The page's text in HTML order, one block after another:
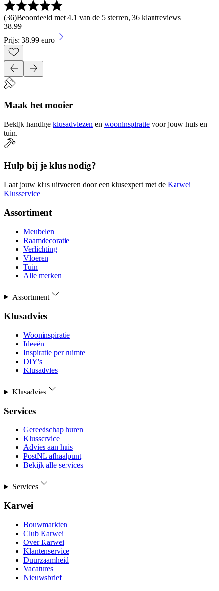
(36)Beoordeeld met 4.1 van de 5 sterren, 36 klantreviews
38.99
Prijs: 38.99 euro
Maak het mooier
Bekijk handige klusadviezen en wooninspiratie voor jouw huis en
tuin.
Hulp bij je klus nodig?
Laat jouw klus uitvoeren door een klusexpert met de Karwei
Klusservice
Assortiment
Meubelen
Raamdecoratie
Verlichting
Vloeren
Tuin
Alle merken
Assortiment
Klusadvies
Wooninspiratie
Ideeën
Inspiratie per ruimte
DIY's
Klusadvies
Klusadvies
Services
Gereedschap huren
Klusservice
Advies aan huis
PostNL afhaalpunt
Bekijk alle services
Services
Karwei
Bouwmarkten
Club Karwei
Over Karwei
Klantenservice
Duurzaamheid
Vacatures
Nieuwsbrief